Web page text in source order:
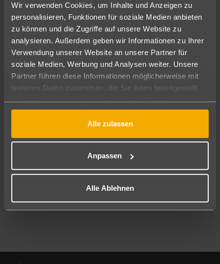
Wir verwenden Cookies, um Inhalte und Anzeigen zu
personalisieren, Funktionen für soziale Medien anbieten
zu können und die Zugriffe auf unsere Website zu
analysieren. Außerdem geben wir Informationen zu Ihrer
Verwendung unserer Website an unsere Partner für
soziale Medien, Werbung und Analysen weiter. Unsere
Partner führen diese Informationen möglicherweise mit
weiteren Daten zusammen, die Sie ihnen bereitgestellt
gesammelt haben.
Alle zulassen
Anpassen
Alle Ablehnen
Ändere die Kriterien nach deinen Wünschen
Pauschal Nur Hotel
Abflughafen
Alle Abflughäfen
08.08.26–06.08.27 7-21 Nächte
Mehr Filter anzeigen